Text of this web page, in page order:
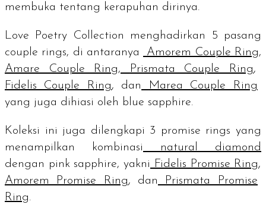
membuka tentang kerapuhan dirinya.
Love Poetry Collection menghadirkan 5 pasang
couple rings, di antaranya Amorem Couple Ring,
Amare Couple Ring, Prismata Couple Ring,
Fidelis Couple Ring, dan
Marea Couple Ring
yang juga dihiasi oleh blue sapphire.
Koleksi ini juga dilengkapi 3 promise rings yang
menampilkan kombinasi
natural diamond
dengan pink sapphire, yakni Fidelis Promise Ring,
Amorem Promise Ring, dan
Prismata Promise
Ring.